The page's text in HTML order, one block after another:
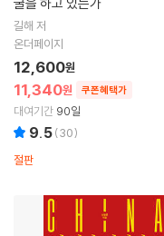
길해 저
온더페이지
11,340원 쿠폰혜택가
12,600원
대여기간 90일
9.5(30)
절판